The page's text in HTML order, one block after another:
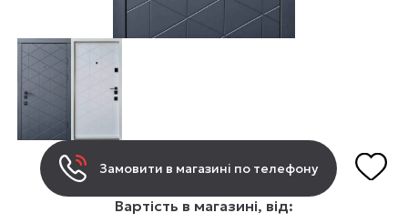
Замовити в магазині по телефону
Вартість в магазині, від: